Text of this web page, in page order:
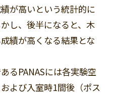
が高いという統計的に
し、後半になると、木
績が高くなる結果とな
るPANASには各実験空
よび入室時1間後（ポス